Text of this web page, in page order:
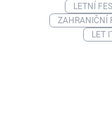
LETNÍ
ZAHRANIČNÍ
LET